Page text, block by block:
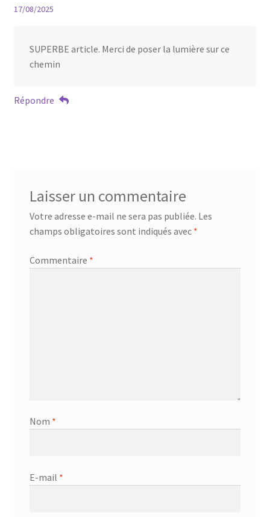
17/08/2025
SUPERBE article. Merci de poser la lumière sur ce
chemin
Répondre
Laisser un commentaire
Votre adresse e-mail ne sera pas publiée. Les
champs obligatoires sont indiqués avec *
Commentaire *
Nom *
E-mail *